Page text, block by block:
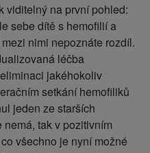
viditelný na první pohled:
sebe dítě s hemofilií a
nimi nepoznáte rozdíl.
léčba
jakéhokoliv
setkání hemofiliků
jeden ze starších
nemá, tak v pozitivním
všechno je nyní možné